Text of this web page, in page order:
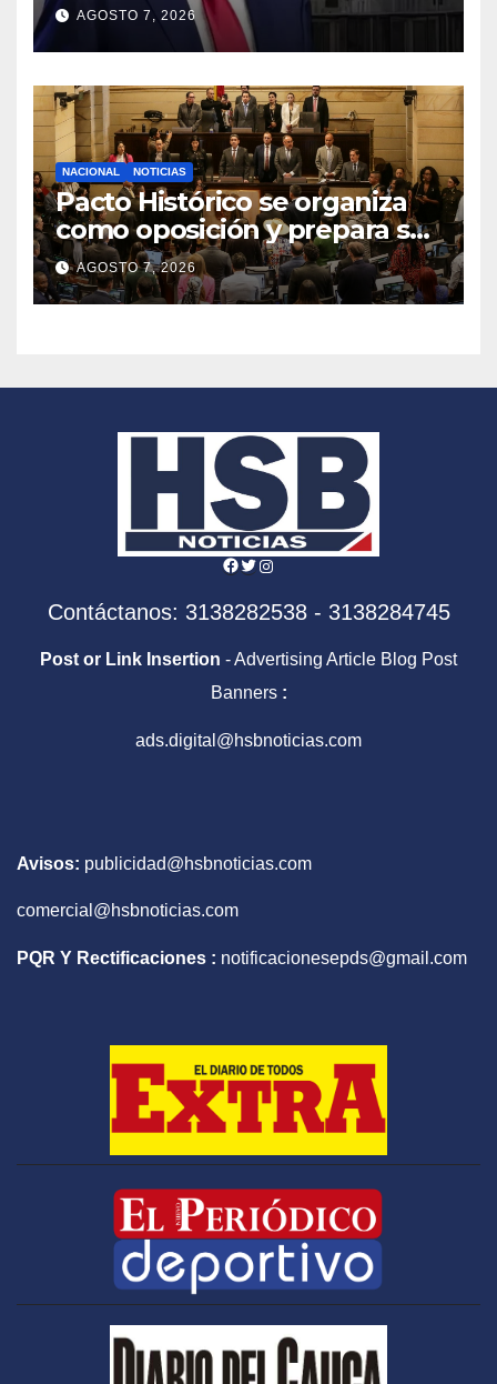
financieros
AGOSTO 7, 2026
NACIONAL NOTICIAS
Pacto Histórico se organiza
como oposición y prepara su
agenda frente al Gobierno
de Abelardo de la Espriella
AGOSTO 7, 2026
Facebook
Twitter
Instagram
Contáctanos: 3138282538 - 3138284745
Post or Link Insertion - Advertising Article Blog Post
Banners :
ads.digital@hsbnoticias.com
Avisos: publicidad@hsbnoticias.com
comercial@hsbnoticias.com
PQR Y Rectificaciones : notificacionesepds@gmail.com